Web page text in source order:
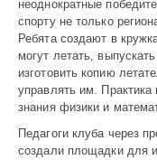
неоднократные
спорту не только
Ребята создают в
могут летать,
изготовить копию
управлять им.
знания физики и
Педагоги клуба через
создали площадки для